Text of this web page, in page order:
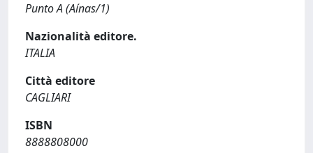
Punto A (Aínas/1)
Nazionalità editore.
ITALIA
Città editore
CAGLIARI
ISBN
8888808000